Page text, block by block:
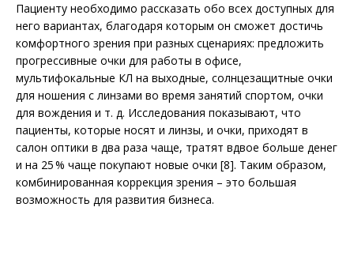
Пациенту необходимо рассказать обо всех доступных для
него вариантах, благодаря которым он сможет достичь
комфортного зрения при разных сценариях: предложить
прогрессивные очки для работы в офисе,
мультифокальные КЛ на выходные, солнцезащитные очки
для ношения с линзами во время занятий спортом, очки
для вождения и т. д. Исследования показывают, что
пациенты, которые носят и линзы, и очки, приходят в
салон оптики в два раза чаще, тратят вдвое больше денег
и на 25 % чаще покупают новые очки [8]. Таким образом,
комбинированная коррекция зрения – это большая
возможность для развития бизнеса.